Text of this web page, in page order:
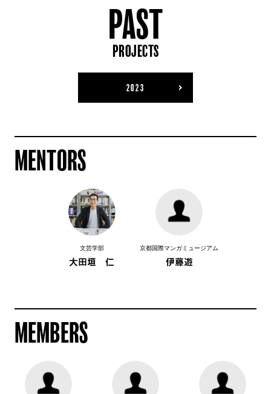
PAST
PROJECTS
2023
MENTORS
文芸学部
大田垣 仁
京都国際マンガミュージアム
伊藤遊
MEMBERS